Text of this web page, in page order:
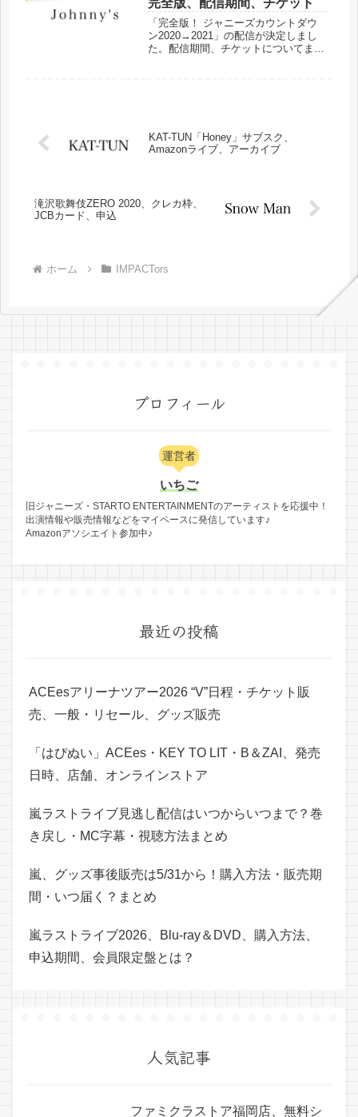
「完全版！ ジャニーズカウントダウ
ン2020→2021」の配信が決定しまし
た。配信期間、チケットについてまと
KAT-TUN「Honey」サブスク、
Amazonライブ、アーカイブ
滝沢歌舞伎ZERO 2020、クレカ枠、
JCBカード、申込
ホーム IMPACTors
プロフィール
運営者
いちご
旧ジャニーズ・STARTO ENTERTAINMENTのアーティストを応援中！
出演情報や販売情報などをマイペースに発信しています♪
Amazonアソシエイト参加中♪
最近の投稿
ACEesアリーナツアー2026 “V”日程・チケット販
売、一般・リセール、グッズ販売
「はぴぬい」ACEes・KEY TO LIT・B＆ZAI、発売
日時、店舗、オンラインストア
嵐ラストライブ見逃し配信はいつからいつまで？巻
き戻し・MC字幕・視聴方法まとめ
嵐、グッズ事後販売は5/31から！購入方法・販売期
間・いつ届く？まとめ
嵐ラストライブ2026、Blu-ray＆DVD、購入方法、
申込期間、会員限定盤とは？
人気記事
ファミクラストア福岡店、無料シ